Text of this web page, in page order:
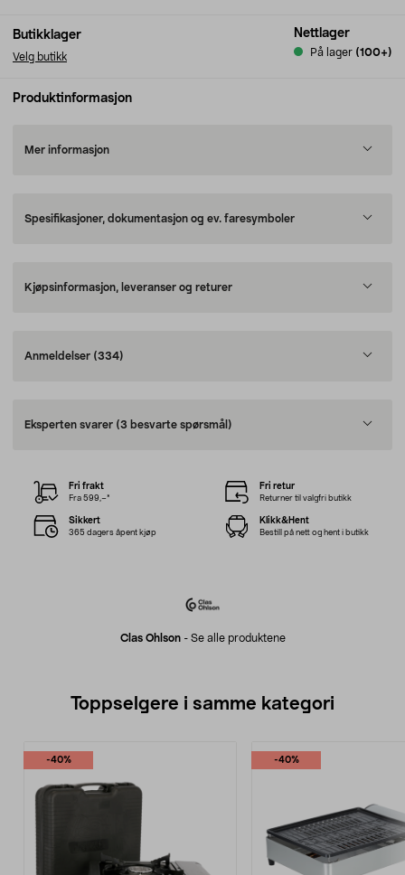
Butikklager
Velg butikk
Nettlager
På lager (100+)
Produktinformasjon
Mer informasjon
Spesifikasjoner, dokumentasjon og ev. faresymboler
Kjøpsinformasjon, leveranser og returer
Anmeldelser (334)
Eksperten svarer (3 besvarte spørsmål)
Clas Ohlson- Se alle produktene
Fri frakt
Fra 599,–*
Fri retur
Returner til valgfri butikk
Sikkert
365 dagers åpent kjøp
Klikk&Hent
Bestill på nett og hent i butikk
Toppselgere i samme kategori
-40% -40%